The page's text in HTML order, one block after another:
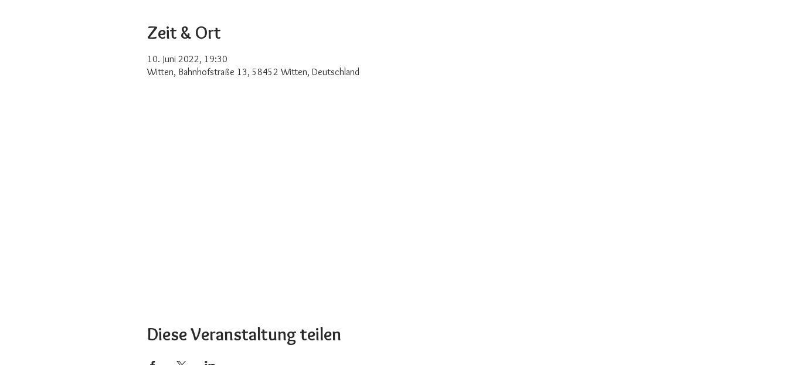
Zeit & Ort
10. Juni 2022, 19:30
Witten, Bahnhofstraße 13, 58452 Witten, Deutschland
Diese Veranstaltung teilen